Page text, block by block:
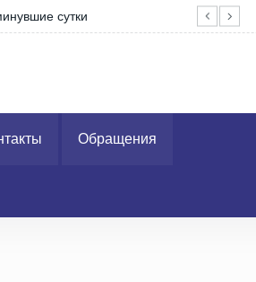
сутки
Обращения